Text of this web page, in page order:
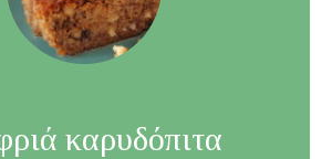
καρυδόπιτα